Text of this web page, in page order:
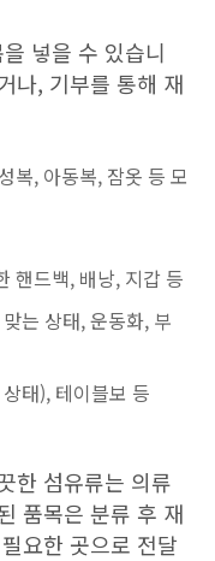
넣을 수 있습니
나, 기부를 통해 재
복, 아동복, 잠옷 등 모
핸드백, 배낭, 지갑 등
는 상태, 운동화, 부
태), 테이블보 등
한 섬유류는 의류
품목은 분류 후 재
요한 곳으로 전달